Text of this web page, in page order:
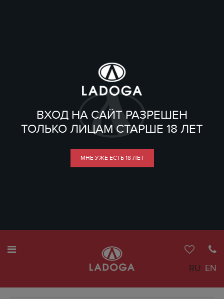
ВХОД НА САЙТ РАЗРЕШЕН
ТОЛЬКО ЛИЦАМ СТАРШЕ 18 ЛЕТ
МНЕ УЖЕ ЕСТЬ 18 ЛЕТ
RU EN